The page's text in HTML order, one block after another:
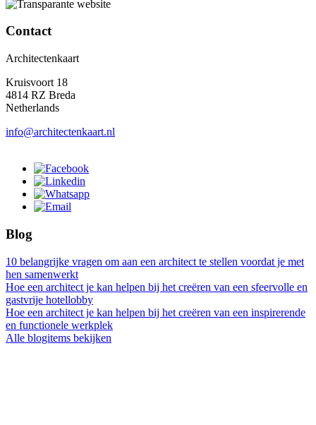
Contact
Architectenkaart
Kruisvoort 18
4814 RZ Breda
Netherlands
info@architectenkaart.nl
Blog
10 belangrijke vragen om aan een architect te stellen voordat je met
hen samenwerkt
Hoe een architect je kan helpen bij het creëren van een sfeervolle en
gastvrije hotellobby
Hoe een architect je kan helpen bij het creëren van een inspirerende
en functionele werkplek
Alle blogitems bekijken